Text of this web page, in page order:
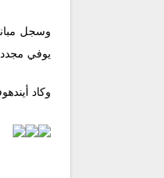
يوفي
وكاد